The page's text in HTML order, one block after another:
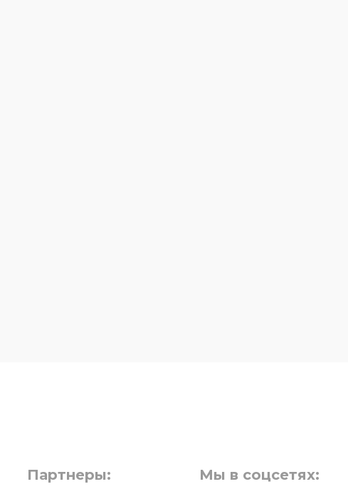
Партнеры: Мы в соцсетях: